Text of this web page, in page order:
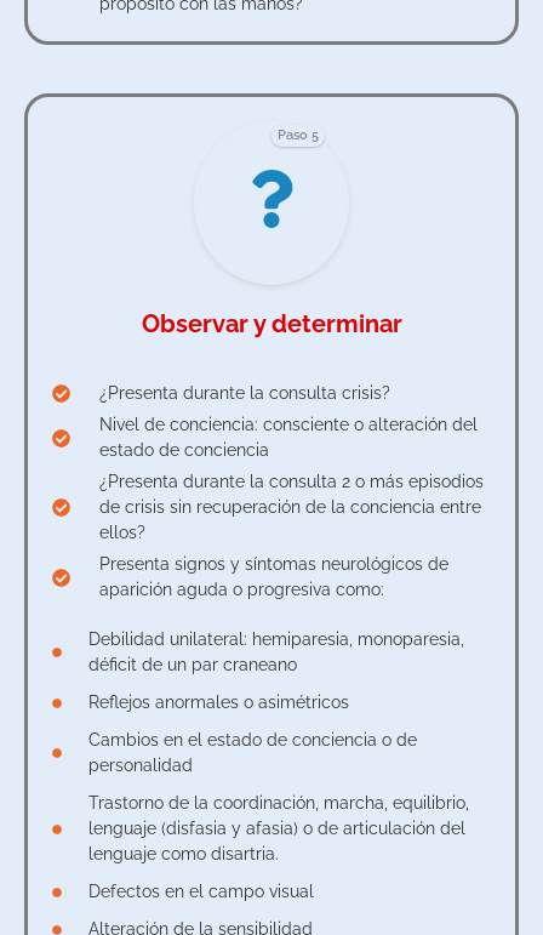
propósito con las manos?
Observar y determinar
Paso 5
¿Presenta durante la consulta crisis?
Nivel de conciencia: consciente o alteración del
estado de conciencia
¿Presenta durante la consulta 2 o más episodios
de crisis sin recuperación de la conciencia entre
ellos?
Presenta signos y síntomas neurológicos de
aparición aguda o progresiva como:
Debilidad unilateral: hemiparesia, monoparesia,
déficit de un par craneano
Reflejos anormales o asimétricos
Cambios en el estado de conciencia o de
personalidad
Trastorno de la coordinación, marcha, equilibrio,
lenguaje (disfasia y afasia) o de articulación del
lenguaje como disartria.
Defectos en el campo visual
Alteración de la sensibilidad